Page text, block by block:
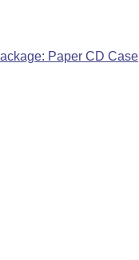
Paper CD Case